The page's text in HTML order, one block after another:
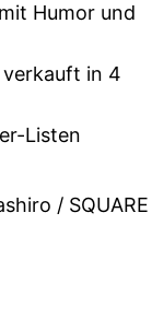
Humor und
verkauft in 4
Listen
/ SQUARE